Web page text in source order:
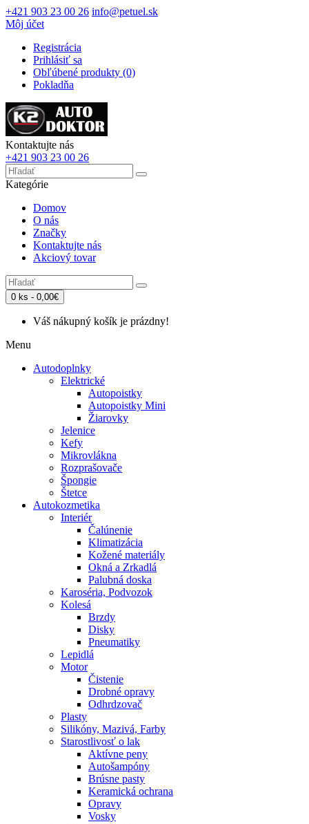
+421 903 23 00 26 info@petuel.sk
Môj účet
Registrácia
Prihlásiť sa
Obľúbené produkty (0)
Pokladňa
Kontaktujte nás
+421 903 23 00 26
Kategórie
Domov
O nás
Značky
Kontaktujte nás
Akciový tovar
0 ks - 0,00€
Váš nákupný košík je prázdny!
Menu
Autodoplnky
Elektrické
Autopoistky
Autopoistky Mini
Žiarovky
Jelenice
Kefy
Mikrovlákna
Rozprašovače
Špongie
Štetce
Autokozmetika
Interiér
Čalúnenie
Klimatizácia
Kožené materiály
Okná a Zrkadlá
Palubná doska
Karoséria, Podvozok
Kolesá
Brzdy
Disky
Pneumatiky
Lepidlá
Motor
Čistenie
Drobné opravy
Odhrdzovač
Plasty
Silikóny, Mazivá, Farby
Starostlivosť o lak
Aktívne peny
Autošampóny
Brúsne pasty
Keramická ochrana
Opravy
Vosky